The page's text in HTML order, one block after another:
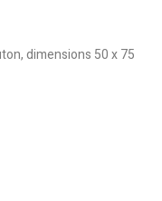
dimensions 50 x 75